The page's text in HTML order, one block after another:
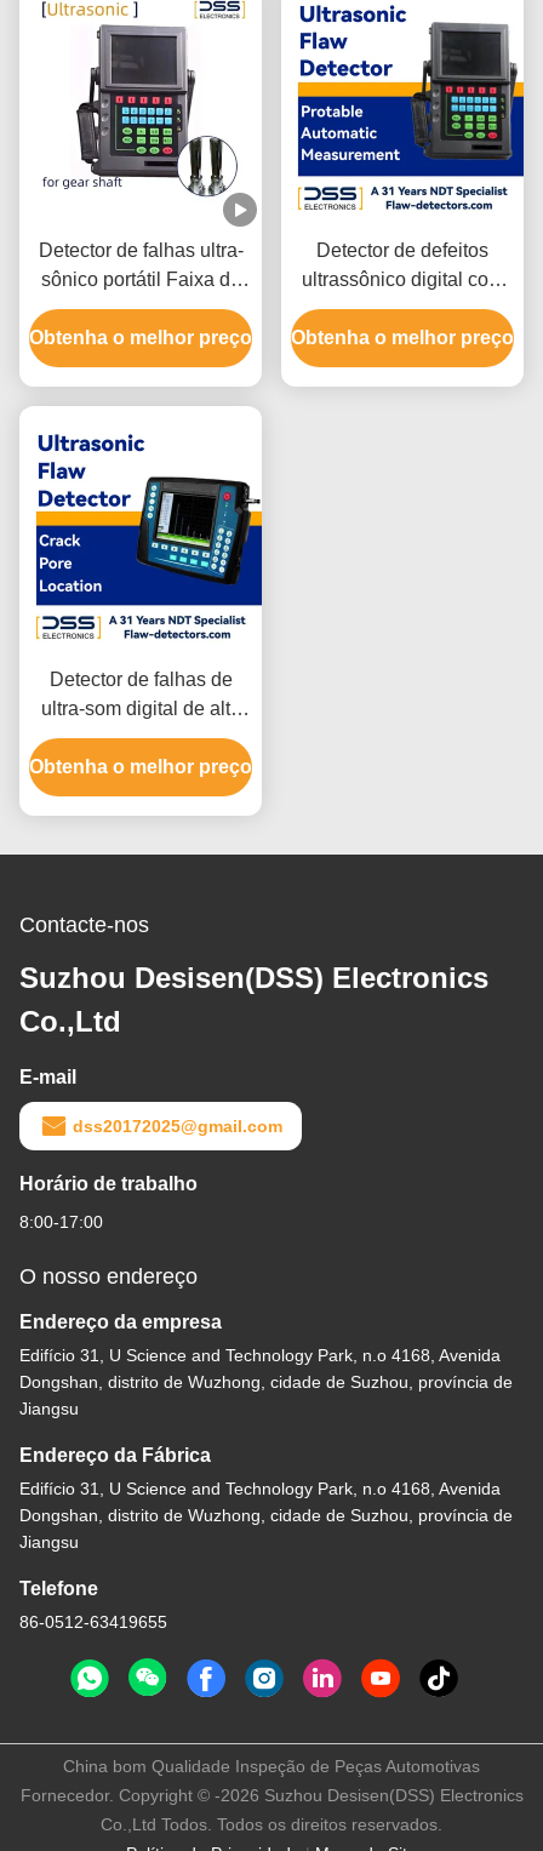
Detector de falhas ultra-
sônico portátil Faixa de
digitalização 0-6000 mm
Frequência de operação
0,4-20 MHz
Obtenha o melhor preço
Detector de defeitos
ultrassônico digital com
medição automática HY-
350
Obtenha o melhor preço
Detector de falhas de
ultra-som digital de alta
velocidade 640*480
Display a cores de alta
resolução
Obtenha o melhor preço
Contacte-nos
Suzhou Desisen(DSS) Electronics
Co.,Ltd
E-mail
dss20172025@gmail.com
Horário de trabalho
8:00-17:00
O nosso endereço
Endereço da empresa
Edifício 31, U Science and Technology Park, n.o 4168, Avenida
Dongshan, distrito de Wuzhong, cidade de Suzhou, província de
Jiangsu
Endereço da Fábrica
Edifício 31, U Science and Technology Park, n.o 4168, Avenida
Dongshan, distrito de Wuzhong, cidade de Suzhou, província de
Jiangsu
Telefone
86-0512-63419655
China bom Qualidade Inspeção de Peças Automotivas
Fornecedor. Copyright © -2026 Suzhou Desisen(DSS) Electronics
Co.,Ltd Todos. Todos os direitos reservados.